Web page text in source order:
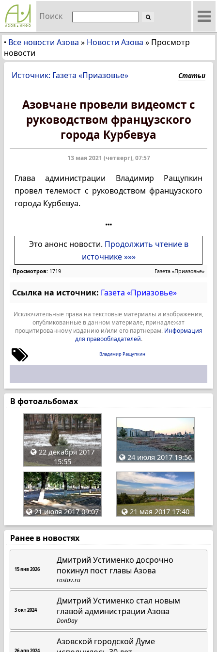
Поиск
• Все новости Азова » Новости Азова » Просмотр
новости
Источник: Газета «Приазовье» Статьи
Азовчане провели видеомст с
руководством французского
города Курбевуа
13 мая 2021 (четверг), 07:57
Глава администрации Владимир Ращупкин
провел телемост с руководством французского
города Курбевуа.
Это анонс новости. Продолжить чтение в
источнике »»»
Просмотров: 1719 Газета «Приазовье»
Ссылка на источник: Газета «Приазовье»
Исключительные права на текстовые материалы и изображения,
опубликованные в данном материале, принадлежат
процитированному изданию и/или его партнерам. Информация
для правообладателей.
Владимир Ращупкин
В фотоальбомах
22 декабря 2017
15:55
24 июля 2017 19:56
21 июля 2017 09:07 21 мая 2017 17:40
Ранее в новостях
15 янв 2026
Дмитрий Устименко досрочно
покинул пост главы Азова
rostov.ru
3 окт 2024
Дмитрий Устименко стал новым
главой администрации Азова
DonDay
26 апр 2024
Азовской городской Думе